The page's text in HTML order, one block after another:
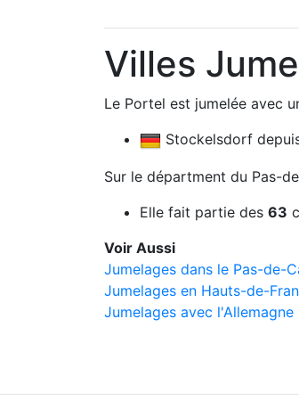
Villes
Le Portel est jumelée avec
Stockelsdorf
Sur le départment du Pas-
Elle fait partie des 63
Voir Aussi
Jumelages dans le Pas-de-
Jumelages en Hauts-de-
Jumelages avec l'Allemagne